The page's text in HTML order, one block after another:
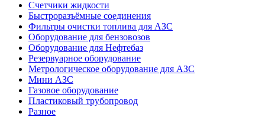
Счетчики жидкости
Быстроразъёмные соединения
Фильтры очистки топлива для АЗС
Оборудование для бензовозов
Оборудование для Нефтебаз
Резервуарное оборудование
Метрологическое оборудование для АЗС
Мини АЗС
Газовое оборудование
Пластиковый трубопровод
Разное